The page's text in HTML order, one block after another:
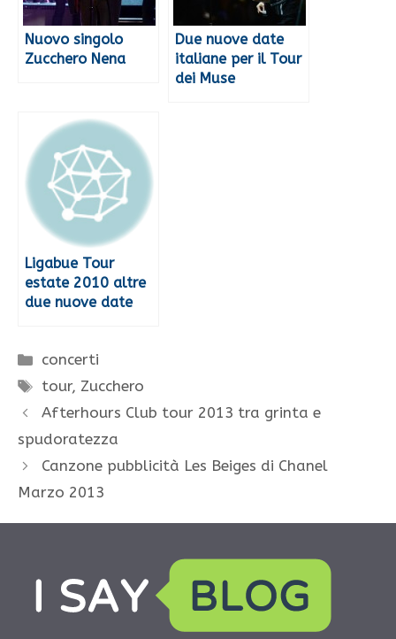
Nuovo singolo
Zucchero Nena
Due nuove date
italiane per il Tour
dei Muse
Ligabue Tour
estate 2010 altre
due nuove date
Categorie
concerti
Tag
tour, Zucchero
Afterhours Club tour 2013 tra grinta e
spudoratezza
Canzone pubblicità Les Beiges di Chanel
Marzo 2013